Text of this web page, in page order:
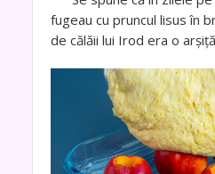
fugeau cu pruncul lisus în
de călăii lui Irod era o